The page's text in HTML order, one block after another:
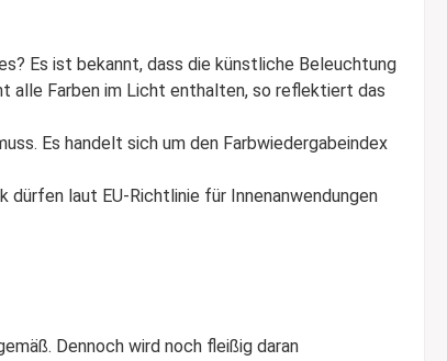
Es ist bekannt, dass die künstliche Beleuchtung
alle Farben im Licht enthalten, so reflektiert das
Es handelt sich um den Farbwiedergabeindex
dürfen laut EU-Richtlinie für Innenanwendungen
Dennoch wird noch fleißig daran